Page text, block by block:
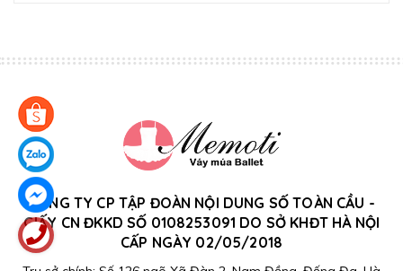
CÔNG TY CP TẬP ĐOÀN NỘI DUNG SỐ TOÀN CẦU -
GIẤY CN ĐKKD SỐ 0108253091 DO SỞ KHĐT HÀ NỘI
CẤP NGÀY 02/05/2018